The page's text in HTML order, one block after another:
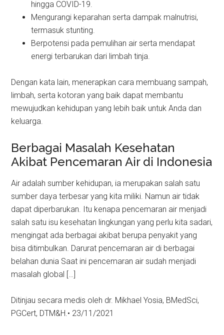
hingga COVID-19.
Mengurangi keparahan serta dampak malnutrisi,
termasuk stunting.
Berpotensi pada pemulihan air serta mendapat
energi terbarukan dari limbah tinja.
Dengan kata lain, menerapkan cara membuang sampah,
limbah, serta kotoran yang baik dapat membantu
mewujudkan kehidupan yang lebih baik untuk Anda dan
keluarga.
Berbagai Masalah Kesehatan
Akibat Pencemaran Air di Indonesia
Air adalah sumber kehidupan, ia merupakan salah satu
sumber daya terbesar yang kita miliki. Namun air tidak
dapat diperbarukan. Itu kenapa pencemaran air menjadi
salah satu isu kesehatan lingkungan yang perlu kita sadari,
mengingat ada berbagai akibat berupa penyakit yang
bisa ditimbulkan. Darurat pencemaran air di berbagai
belahan dunia Saat ini pencemaran air sudah menjadi
masalah global […]
Ditinjau secara medis oleh dr. Mikhael Yosia, BMedSci,
PGCert, DTM&H.• 23/11/2021